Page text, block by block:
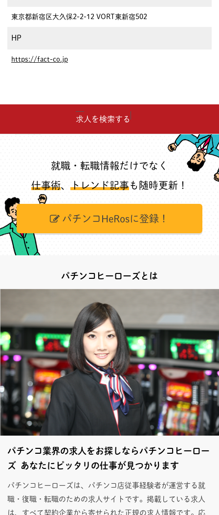
東京都新宿区大久保2-2-12 VORT東新宿502
HP
https://fact-co.jp
求人を検索する
就職・転職情報だけでなく
仕事術、 トレンド記事も随時更新！
パチンコHeRosに登録！
パチンコヒーローズとは
パチンコ業界の求人をお探しならパチンコヒーロー
ズ あなたにピッタリの仕事が見つかります
パチンコヒーローズは、パチンコ店従事経験者が運営する就
職・復職・転職のための求人サイトです。掲載している求人
は、すべて契約企業から寄せられた正規の求人情報です。応